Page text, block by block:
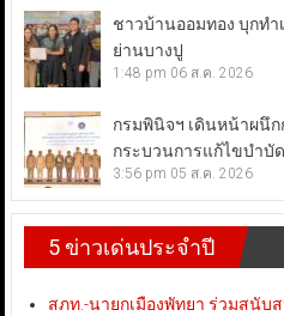
ชาวบ้านออมทอง บุกท
ย่านบางปู
1:48 pm 06 ส.ค. 2026
กรมพินิจฯ เดินหน้าผนึ
กระบวนการแก้ไขบำบั
3:56 pm 05 ส.ค. 2026
5 ข่าวเด่นประจำปี
สภท.-นายกเมืองพัทยา ร่วมสนับ